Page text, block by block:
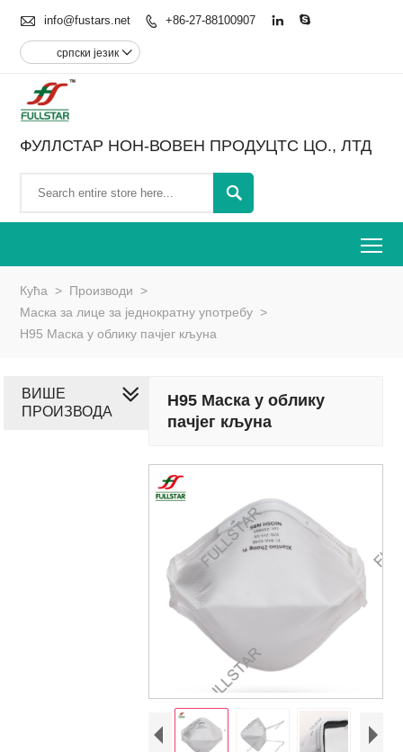
 info@fustars.net  +86-27-88100907  
српски језик 
ФУЛЛСТАР НОН-ВОВЕН ПРОДУЦТС ЦО., ЛТД

Кућа > Производи >
Маска за лице за једнократну употребу >
Н95 Маска у облику пачјег кљуна
Н95 Маска у облику
пачјег кљуна
ВИШЕ
ПРОИЗВОДА